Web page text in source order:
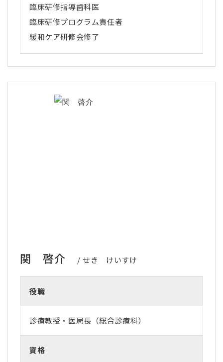
臨床研修指導歯科医
臨床研修プログラム責任者
緩和ケア研修会修了
関 啓介 せき けいすけ
役職
診療教授・医局長（総合診療科）
資格